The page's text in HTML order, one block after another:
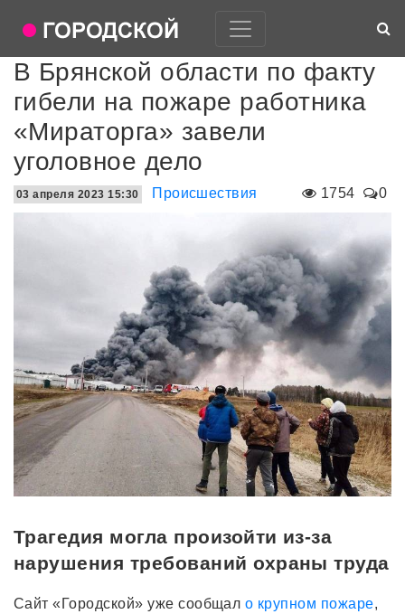
В Брянской области по факту
гибели на пожаре работника
«Мираторга» завели
уголовное дело
1754 0
03 апреля 2023 15:30 Происшествия
Трагедия могла произойти из-за
нарушения требований охраны труда
Сайт «Городской» уже сообщал о крупном пожаре,